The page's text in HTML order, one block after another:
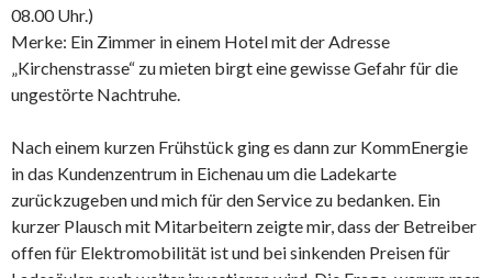
08.00 Uhr.)
Merke: Ein Zimmer in einem Hotel mit der Adresse
„Kirchenstrasse“ zu mieten birgt eine gewisse Gefahr für die
ungestörte Nachtruhe.
Nach einem kurzen Frühstück ging es dann zur KommEnergie
in das Kundenzentrum in Eichenau um die Ladekarte
zurückzugeben und mich für den Service zu bedanken. Ein
kurzer Plausch mit Mitarbeitern zeigte mir, dass der Betreiber
offen für Elektromobilität ist und bei sinkenden Preisen für